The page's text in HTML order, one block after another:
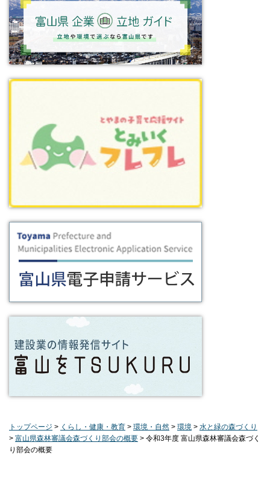
トップページ > くらし・健康・教育 > 環境・自然 > 環境 > 水と緑の森づくり
> 富山県森林審議会森づくり部会の概要 > 令和3年度 富山県森林審議会森づく
り部会の概要